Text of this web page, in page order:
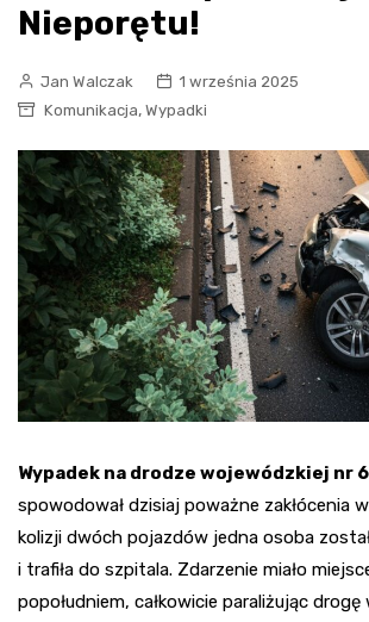
Nieporętu!
Jan Walczak
1 września 2025
Komunikacja, Wypadki
Wypadek na drodze wojewódzkiej nr
spowodował dzisiaj poważne zakłócenia
kolizji dwóch pojazdów jedna osoba
i trafiła do szpitala. Zdarzenie miało
popołudniem, całkowicie paraliżując drogę